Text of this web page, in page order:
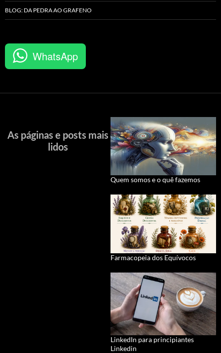
BLOG: DA PEDRA AO GRAFENO
WhatsApp
As páginas e posts mais
lidos
Quem somos e o quê fazemos
Farmacopeia dos Equívocos
LinkedIn para principiantes
Linkedin